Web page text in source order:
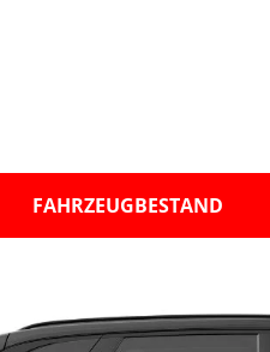
FAHRZEUGBESTAND